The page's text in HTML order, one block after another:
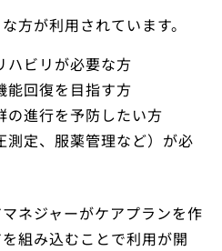
方が利用されています。
ハビリが必要な方
能回復を目指す方
の進行を予防したい方
測定、服薬管理など）が必
ネジャーがケアプランを作
組み込むことで利用が開